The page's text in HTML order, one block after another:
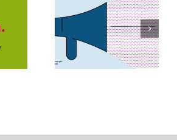
verstärkt
Deutschland“(WvD)